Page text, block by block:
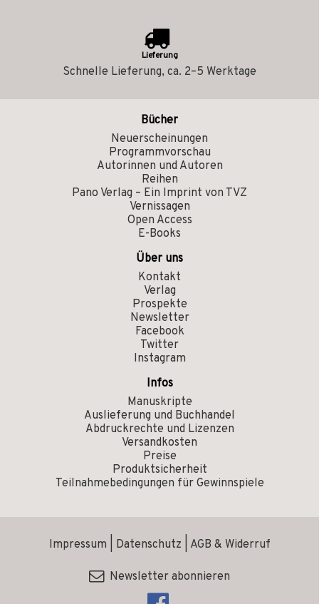
Lieferung
Schnelle Lieferung, ca. 2–5 Werktage
Bücher
Neuerscheinungen
Programmvorschau
Autorinnen und Autoren
Reihen
Pano Verlag – Ein Imprint von TVZ
Vernissagen
Open Access
E-Books
Über uns
Kontakt
Verlag
Prospekte
Newsletter
Facebook
Twitter
Instagram
Infos
Manuskripte
Auslieferung und Buchhandel
Abdruckrechte und Lizenzen
Versandkosten
Preise
Produktsicherheit
Teilnahmebedingungen für Gewinnspiele
Impressum Datenschutz AGB & Widerruf
Newsletter abonnieren